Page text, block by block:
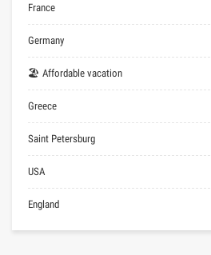
France
Germany
🏖 Affordable vacation
Greece
Saint Petersburg
USA
England